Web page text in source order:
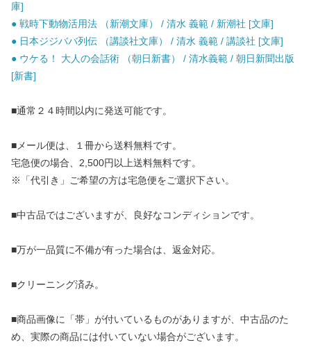
庫]
● 戦時下動物活用法 （新潮文庫） / 清水 義範 / 新潮社 [文庫]
● 日本ジジババ列伝 （講談社文庫） / 清水 義範 / 講談社 [文庫]
● ウケる！ 大人の会話術 （朝日新書） / 清水義範 / 朝日新聞出版
[新書]
■通常２４時間以内に発送可能です。
■メール便は、１冊から送料無料です。
宅急便の場合、2,500円以上送料無料です。
※「代引き」ご希望の方は宅急便をご選択下さい。
■中古品ではございますが、良好なコンディションです。
■万が一品質に不備が有った場合は、返金対応。
■クリーニング済み。
■商品画像に「帯」が付いているものがありますが、中古品のた
め、実際の商品には付いていない場合がございます。